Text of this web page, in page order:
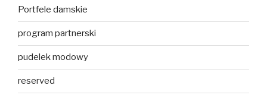
Portfele damskie
program partnerski
pudelek modowy
reserved